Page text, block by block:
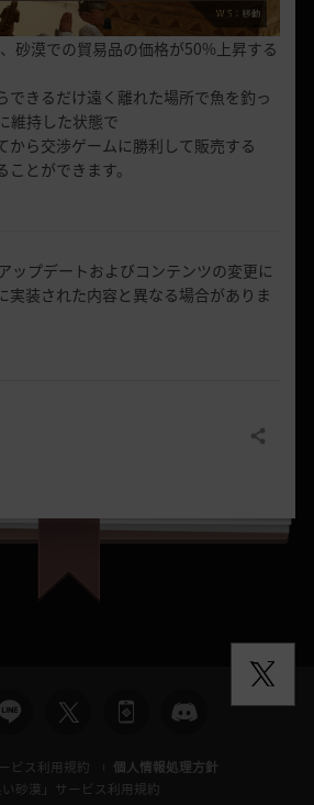
砂漠での貿易品の価格が50%上昇する
できるだけ遠く離れた場所で魚を釣っ
維持した状態で
から交渉ゲームに勝利して販売する
とができます。
ップデートおよびコンテンツの変更に
実装された内容と異なる場合がありま
共有する
ビス利用規約
個人情報処理方針
い砂漠」サービス利用規約